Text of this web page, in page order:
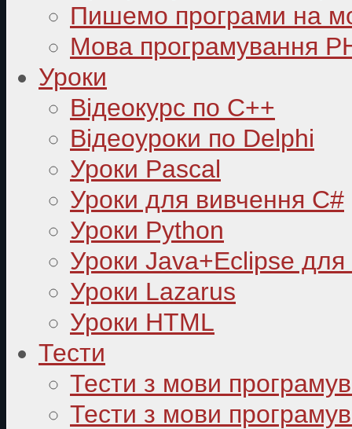
Пишемо програми на
Мова програмування
Уроки
Відеокурс по С++
Відеоуроки по Delphi
Уроки Pascal
Уроки для вивчення C#
Уроки Python
Уроки Java+Eclipse
Уроки Lazarus
Уроки HTML
Тести
Тести з мови
Тести з мови